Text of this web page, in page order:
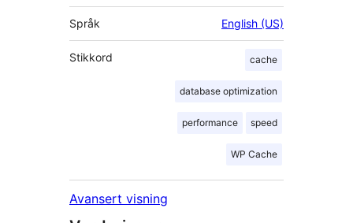
Språk English (US)
Stikkord cache
database optimization
performance speed
WP Cache
Avansert visning